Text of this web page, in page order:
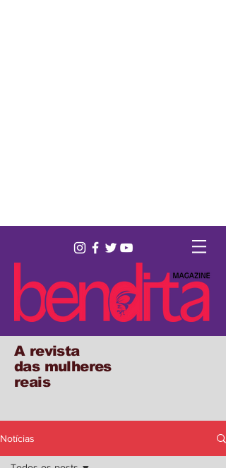
A revista
das mulheres
reais
Notícias